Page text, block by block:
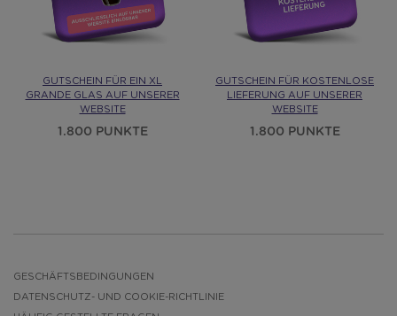
GUTSCHEIN FÜR EIN XL
GRANDE GLAS AUF UNSERER
WEBSITE
1.800 PUNKTE
GUTSCHEIN FÜR KOSTENLOSE
LIEFERUNG AUF UNSERER
WEBSITE
1.800 PUNKTE
GESCHÄFTSBEDINGUNGEN
DATENSCHUTZ- UND COOKIE-RICHTLINIE